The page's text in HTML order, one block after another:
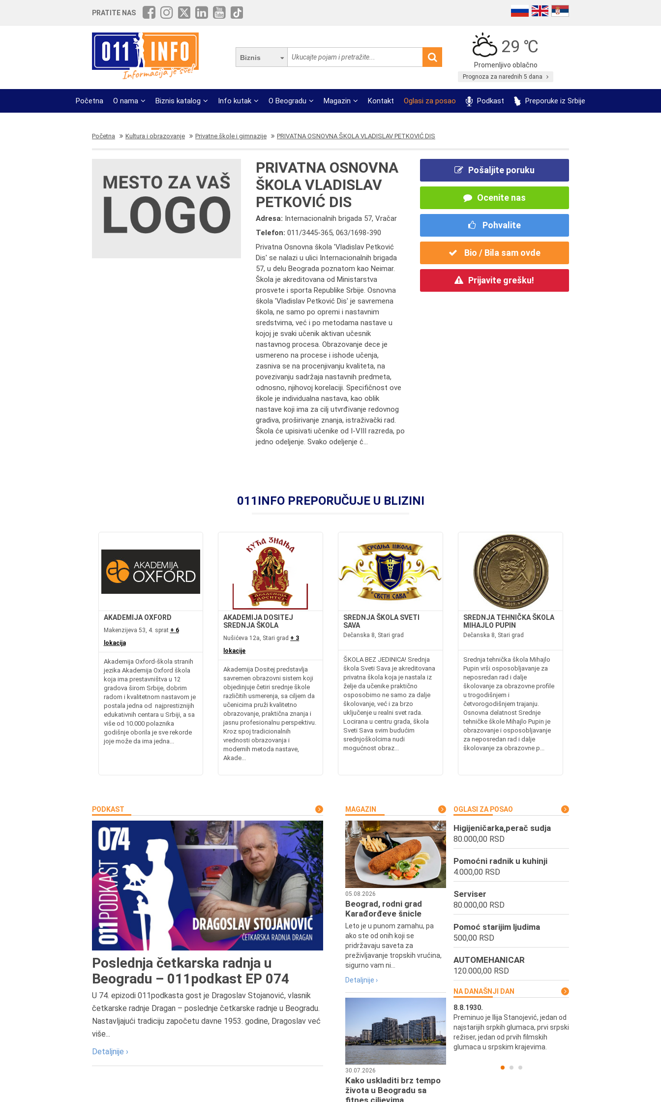
PRATITE NAS
Biznis
29 ℃
Promenljivo oblačno
Prognoza za narednih 5 dana
Početna O nama Biznis katalog Info kutak O Beogradu Magazin Kontakt Oglasi za posao Podkast Preporuke iz Srbije
Početna Kultura i obrazovanje Privatne škole i gimnazije PRIVATNA OSNOVNA ŠKOLA VLADISLAV PETKOVIĆ DIS
PRIVATNA OSNOVNA
ŠKOLA VLADISLAV
PETKOVIĆ DIS
Adresa: Internacionalnih brigada 57, Vračar
Telefon:011/3445-365,063/1698-390
Privatna Osnovna škola 'Vladislav Petković
Dis' se nalazi u ulici Internacionalnih brigada
57, u delu Beograda poznatom kao Neimar.
Škola je akreditovana od Ministarstva
prosvete i sporta Republike Srbije. Osnovna
škola 'Vladislav Petković Dis' je savremena
škola, ne samo po opremi i nastavnim
sredstvima, već i po metodama nastave u
kojoj je svaki učenik aktivan učesnik
nastavnog procesa. Obrazovanje dece je
usmereno na procese i ishode učenja,
zasniva se na procenjivanju kvaliteta, na
povezivanju sadržaja nastavnih predmeta,
odnosno, njihovoj korelaciji. Specifičnost ove
škole je individualna nastava, kao oblik
nastave koji ima za cilj utvrđivanje redovnog
gradiva, proširivanje znanja, istraživački rad.
Škola će upisivati učenike od I-VIII razreda, po
jedno odeljenje. Svako odeljenje ć...
Pošaljite poruku
Ocenite nas
Pohvalite
Bio / Bila sam ovde
Prijavite grešku!
011INFO PREPORUČUJE U BLIZINI
AKADEMIJA OXFORD
Makenzijeva 53, 4. sprat + 6
lokacija
Akademija Oxford-škola stranih
jezika Akademija Oxford škola
koja ima prestavništva u 12
gradova širom Srbije, dobrim
radom i kvalitetnom nastavom je
postala jedna od najprestiznijih
edukativnih centara u Srbiji, a sa
više od 10.000 polaznika
godišnje oborila je sve rekorde
joje može da ima jedna...
AKADEMIJA DOSITEJ
SREDNJA ŠKOLA
Nušićeva 12a, Stari grad + 3
lokacije
Akademija Dositej predstavlja
savremen obrazovni sistem koji
objedinjuje četiri srednje škole
različitih usmerenja, sa ciljem da
učenicima pruži kvalitetno
obrazovanje, praktična znanja i
jasnu profesionalnu perspektivu.
Kroz spoj tradicionalnih
vrednosti obrazovanja i
modernih metoda nastave,
Akade...
SREDNJA ŠKOLA SVETI
SAVA
Dečanska 8, Stari grad
ŠKOLA BEZ JEDINICA! Srednja
škola Sveti Sava je akreditovana
privatna škola koja je nastala iz
želje da učenike praktično
osposobimo ne samo za dalje
školovanje, već i za brzo
uključenje u realni svet rada.
Locirana u centru grada, škola
Sveti Sava svim budućim
srednjoškolcima nudi
mogućnost obraz...
SREDNJA TEHNIČKA ŠKOLA
MIHAJLO PUPIN
Dečanska 8, Stari grad
Srednja tehnička škola Mihajlo
Pupin vrši osposobljavanje za
neposredan rad i dalje
školovanje za obrazovne profile
u trogodišnjem i
četvorogodišnjem trajanju.
Osnovna delatnost Srednje
tehničke škole Mihajlo Pupin je
obrazovanje i osposobljavanje
za neposredan rad i dalje
školovanje za obrazovne p...
PODKAST
Poslednja četkarska radnja u
Beogradu – 011podkast EP 074
U 74. epizodi 011podkasta gost je Dragoslav Stojanović, vlasnik
četkarske radnje Dragan – poslednje četkarske radnje u Beogradu.
Nastavljajući tradiciju započetu davne 1953. godine, Dragoslav već
više...
Detaljnije ›
MAGAZIN
05.08.2026
Beograd, rodni grad
Karađorđeve šnicle
Leto je u punom zamahu, pa
ako ste od onih koji se
pridržavaju saveta za
preživljavanje tropskih vrućina,
sigurno vam ni...
Detaljnije ›
30.07.2026
Kako uskladiti brz tempo
života u Beogradu sa
OGLASI ZA POSAO
Higijeničarka,perač sudja
80.000,00 RSD
Pomoćni radnik u kuhinji
4.000,00 RSD
Serviser
80.000,00 RSD
Pomoć starijim ljudima
500,00 RSD
AUTOMEHANICAR
120.000,00 RSD
NA DANAŠNJI DAN
Preminuo je Dejan Kosanović,
istoričar filma, filmski reditelj,
profesor i dekan Fakulteta dramskih
umetnosti u Beogradu.
8.8.1930.
Preminuo je Ilija Stanojević, jedan od
najstarijih srpkih glumaca, prvi srpski
režiser, jedan od prvih filmskih
glumaca u srpskim krajevima.